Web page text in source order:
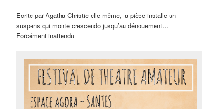
Ecrite par Agatha Christie elle-même, la pièce installe un
suspens qui monte crescendo jusqu’au dénouement…
Forcément inattendu !